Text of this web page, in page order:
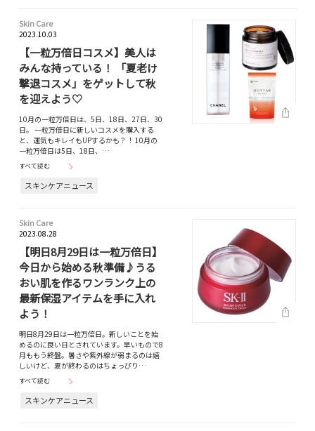
Skin Care
2023.10.03
【一粒万倍日コスメ】美人は
みんな持っている！ 「夏老け
撃退コスメ」をゲットして秋
を迎えよう♡
10月の一粒万倍日は、5日、18日、27日、30
日。 一粒万倍日に新しいコスメを購入する
と、運気もキレイもUPするかも？！ 10月の
一粒万倍日は5日、18日、…
すべて読む
スキンケアニュース
Skin Care
2023.08.28
【明日8月29日は一粒万倍日】
今日から始める秋準備♪うる
おい肌を作るワンランク上の
最新保湿アイテムを手に入れ
よう！
明日8月29日は一粒万倍日。新しいことを始
めるのに良い日とされています。早いもので8
月ももう終盤。暑さや紫外線が弱まるのは嬉
しいけど、夏が終わるのはちょっぴり…
すべて読む
スキンケアニュース